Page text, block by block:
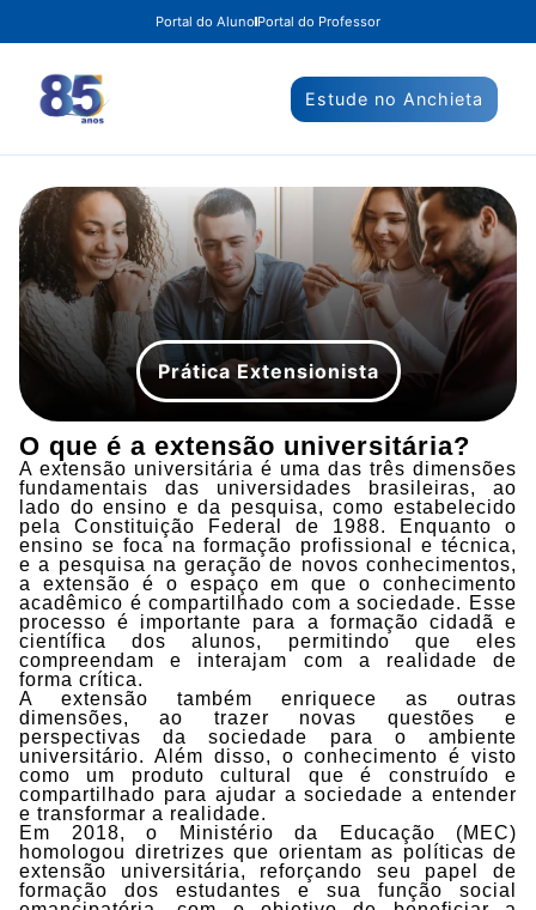
Portal do Aluno Portal do Professor
Estude no Anchieta
Prática Extensionista
O que é a extensão universitária?
A extensão universitária é uma das três dimensões
fundamentais das universidades brasileiras, ao
lado do ensino e da pesquisa, como estabelecido
pela Constituição Federal de 1988. Enquanto o
ensino se foca na formação profissional e técnica,
e a pesquisa na geração de novos conhecimentos,
a extensão é o espaço em que o conhecimento
acadêmico é compartilhado com a sociedade. Esse
processo é importante para a formação cidadã e
científica dos alunos, permitindo que eles
compreendam e interajam com a realidade de
forma crítica.
A extensão também enriquece as outras
dimensões, ao trazer novas questões e
perspectivas da sociedade para o ambiente
universitário. Além disso, o conhecimento é visto
como um produto cultural que é construído e
compartilhado para ajudar a sociedade a entender
e transformar a realidade.
Em 2018, o Ministério da Educação (MEC)
homologou diretrizes que orientam as políticas de
extensão universitária, reforçando seu papel de
formação dos estudantes e sua função social